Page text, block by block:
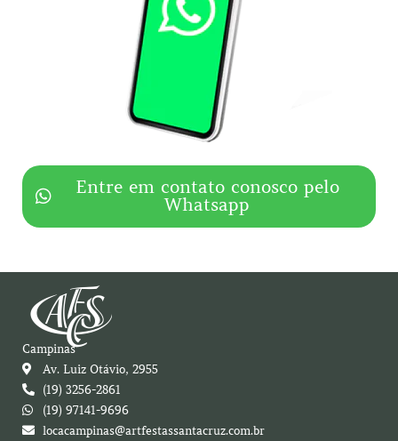
Entre em contato conosco pelo
Whatsapp
Campinas
Av. Luiz Otávio, 2955
(19) 3256-2861
(19) 97141-9696
locacampinas@artfestassantacruz.com.br